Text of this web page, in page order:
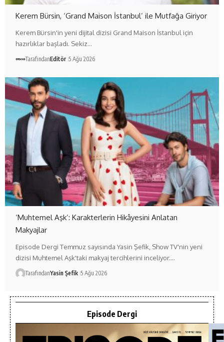
Kerem Bürsin, ‘Grand Maison İstanbul’ ile Mutfağa Giriyor
Kerem Bürsin'in yeni dijital dizisi Grand Maison İstanbul için
hazırlıklar başladı. Sekiz…
TarafındanEditör 5 Ağu 2026
‘Muhtemel Aşk’: Karakterlerin Hikâyesini Anlatan
Makyajlar
Episode Dergi Temmuz sayısında Yasin Şefik, Show TV'nin yeni
dizisi Muhtemel Aşk'taki makyaj tercihlerini inceliyor.…
TarafındanYasin Şefik 5 Ağu 2026
Episode Dergi